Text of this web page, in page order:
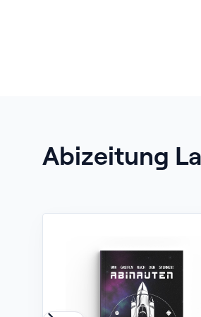
Abizeitung